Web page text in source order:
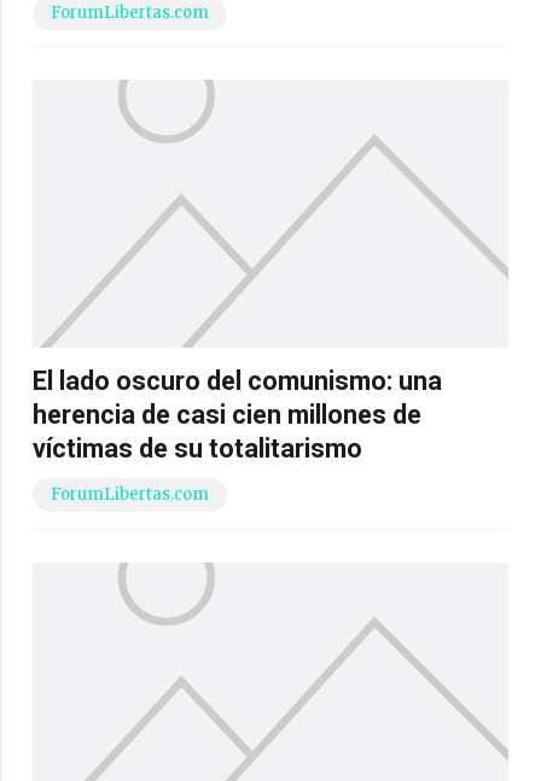
ForumLibertas.com
El lado oscuro del comunismo: una
herencia de casi cien millones de
víctimas de su totalitarismo
ForumLibertas.com